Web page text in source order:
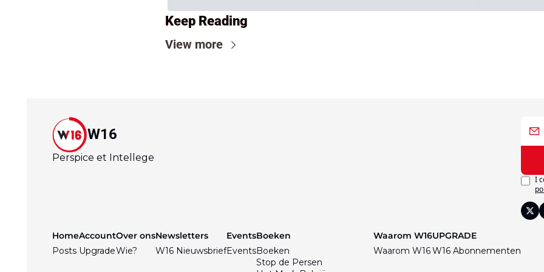
Keep Reading
View more
W16
Perspice et Intellege
I
Home
Posts
Account
Upgrade
Over ons
Wie?
Newsletters
W16 Nieuwsbrief
Events
Events
Boeken
Boeken
Stop de Persen
Waarom W16
Waarom W16
UPGRADE
W16 Abonnementen